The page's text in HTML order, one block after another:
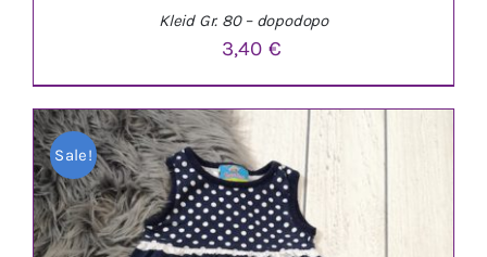
IN DEN WARENKORB / DETAILS
Kleid Gr. 80 – dopodopo
3,40€
Sale!